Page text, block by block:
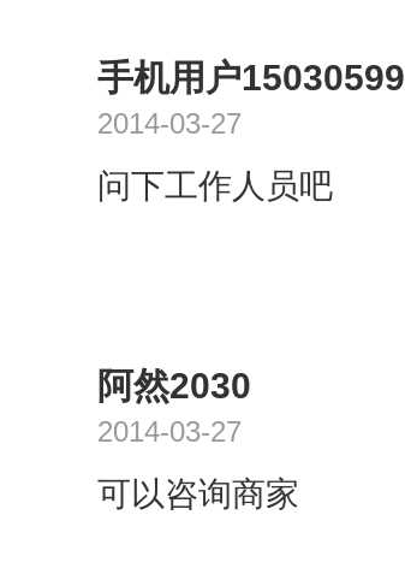
手机用户15030599
2014-03-27
问下工作人员吧
阿然2030
2014-03-27
可以咨询商家